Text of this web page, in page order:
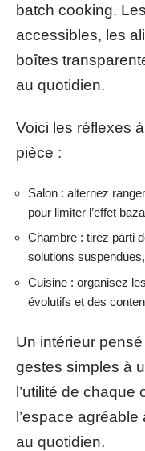
batch cooking.
accessibles, les
boîtes
au quotidien.
Voici les réflexes
pièce :
Salon : alternez
pour limiter l’effet
Chambre : tirez parti
solutions suspendues,
Cuisine : organisez
évolutifs et des
Un intérieur
gestes simples à
l’utilité de chaque
l’espace
au quotidien.